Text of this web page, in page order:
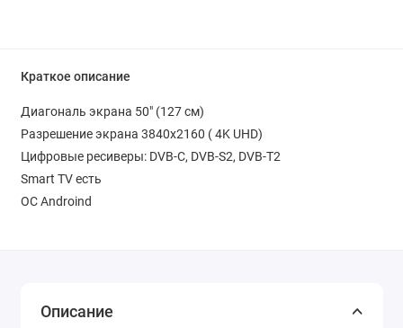
Краткое описание
Диагональ экрана 50" (127 см)
Разрешение экрана 3840x2160 ( 4K UHD)
Цифровые ресиверы: DVB-C, DVB-S2, DVB-T2
Smart TV есть
ОС Androind
Описание